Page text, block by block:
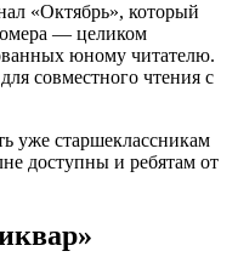
«Октябрь», который
— целиком
юному читателю.
совместного чтения с
уже старшеклассникам
доступны и ребятам от